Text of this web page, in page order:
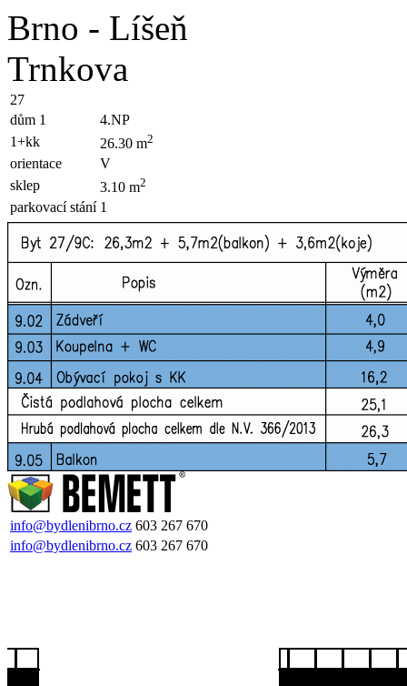
Brno - Líšeň
Trnkova
27
dům 1
4.NP
1+kk
26.30 m2
orientace
V
sklep
3.10 m2
parkovací stání 1
info@bydlenibrno.cz 603 267 670
info@bydlenibrno.cz 603 267 670